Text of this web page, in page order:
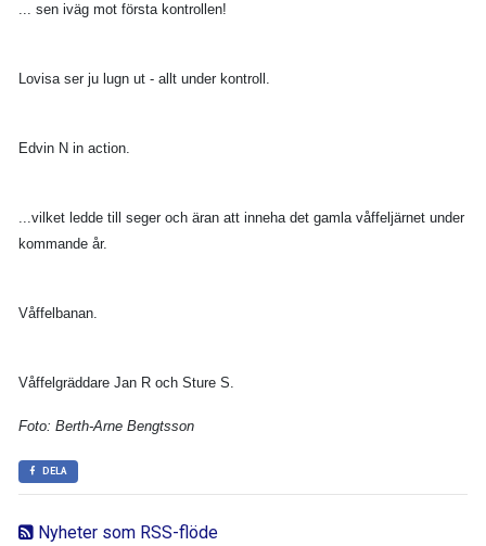
Nyheter som RSS-flöde
... sen iväg mot första kontrollen!
Lovisa ser ju lugn ut - allt under kontroll.
Edvin N in action.
...vilket ledde till seger och äran att inneha det gamla våffeljärnet under
kommande år.
Våffelbanan.
Våffelgräddare Jan R och Sture S.
Foto: Berth-Arne Bengtsson
DELA